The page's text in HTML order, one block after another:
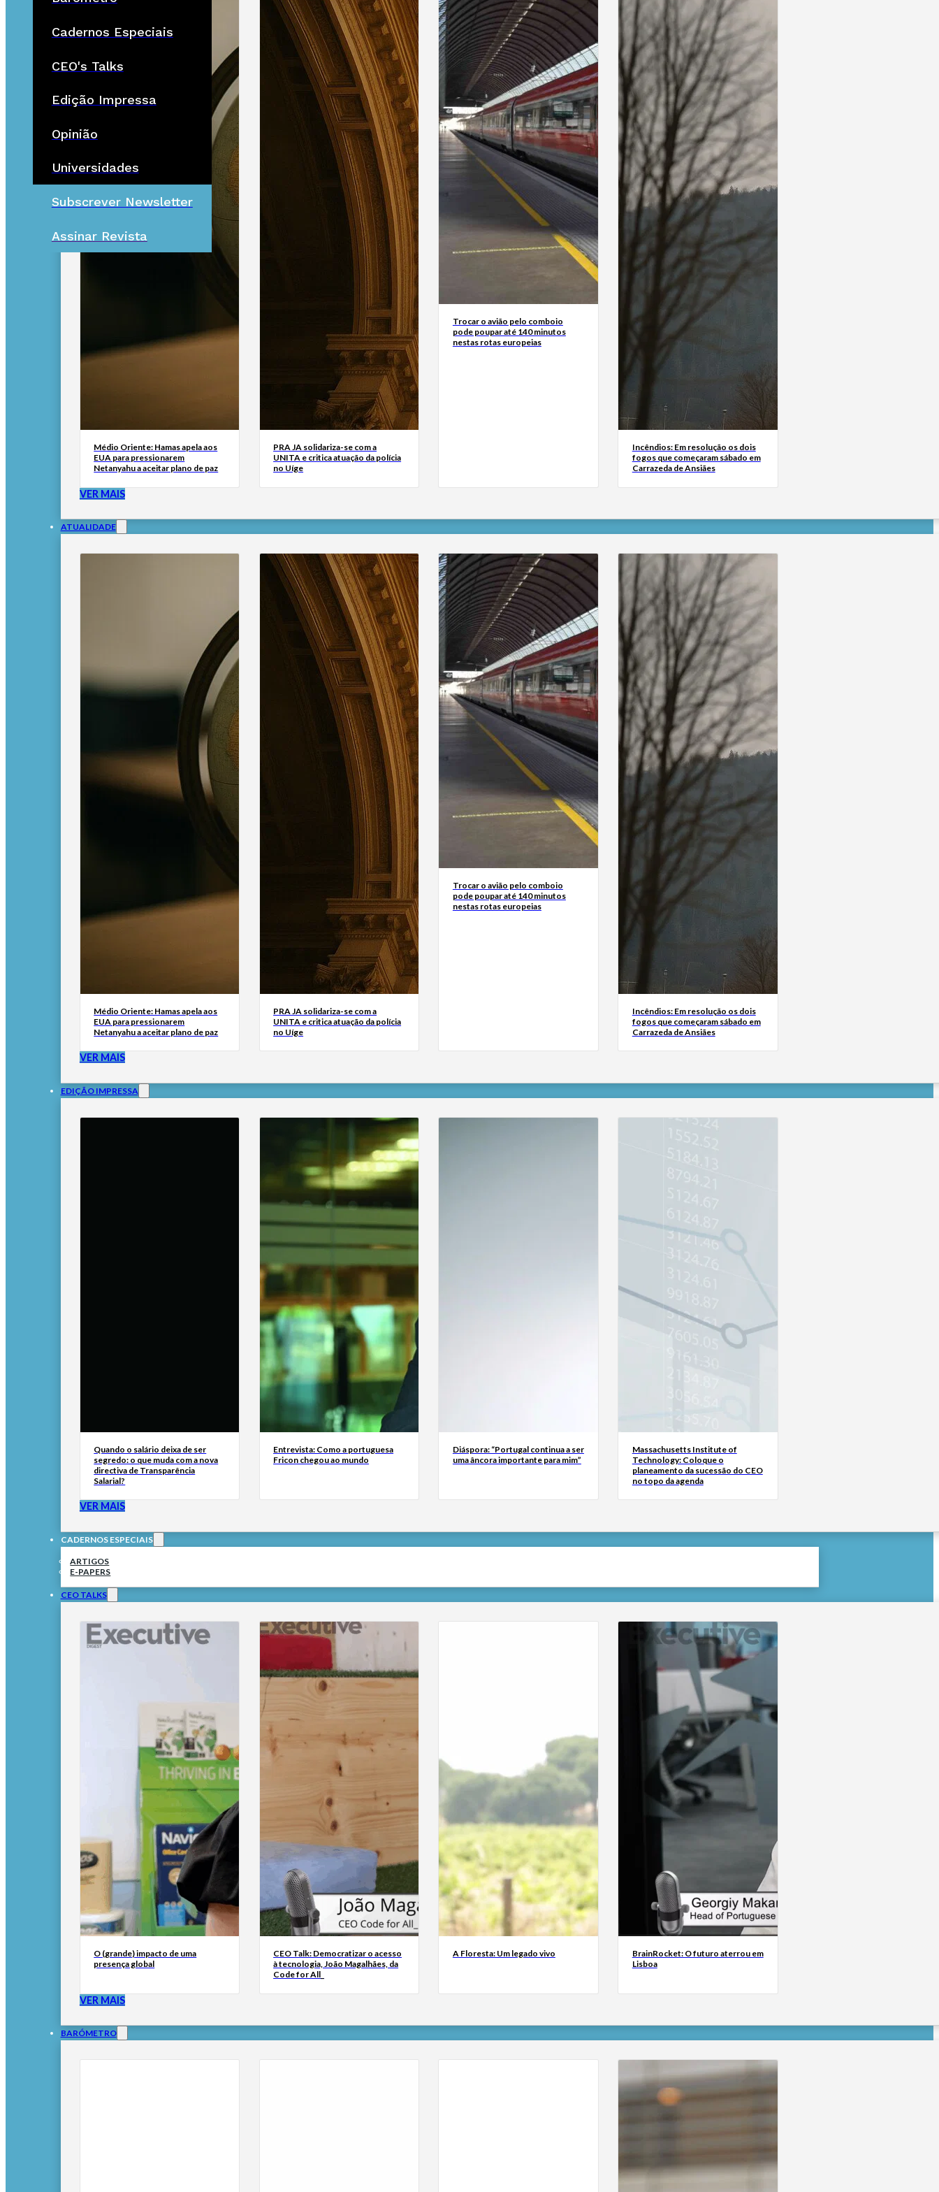
Cadernos Especiais
CEO's Talks
Edição Impressa
Opinião
Universidades
Subscrever Newsletter
Assinar Revista
Médio Oriente: Hamas apela aos
EUA para pressionarem
Netanyahu a aceitar plano de paz
PRA JA solidariza-se com a
UNITA e critica atuação da polícia
no Uíge
Trocar o avião pelo comboio
pode poupar até 140 minutos
nestas rotas europeias
Incêndios: Em resolução os dois
fogos que começaram sábado em
Carrazeda de Ansiães
VER MAIS
ATUALIDADE
Médio Oriente: Hamas apela aos
EUA para pressionarem
Netanyahu a aceitar plano de paz
PRA JA solidariza-se com a
UNITA e critica atuação da polícia
no Uíge
Trocar o avião pelo comboio
pode poupar até 140 minutos
nestas rotas europeias
Incêndios: Em resolução os dois
fogos que começaram sábado em
Carrazeda de Ansiães
VER MAIS
EDIÇÃO IMPRESSA
Quando o salário deixa de ser
segredo: o que muda com a nova
directiva de Transparência
Salarial?
Entrevista: Como a portuguesa
Fricon chegou ao mundo
Diáspora: “Portugal continua a ser
uma âncora importante para mim”
Massachusetts Institute of
Technology: Coloque o
planeamento da sucessão do CEO
no topo da agenda
VER MAIS
CADERNOS ESPECIAIS
ARTIGOS
E-PAPERS
CEO TALKS
O (grande) impacto de uma
presença global
CEO Talk: Democratizar o acesso
à tecnologia, João Magalhães, da
Code for All_
A Floresta: Um legado vivo
BrainRocket: O futuro aterrou em
Lisboa
VER MAIS
BARÓMETRO